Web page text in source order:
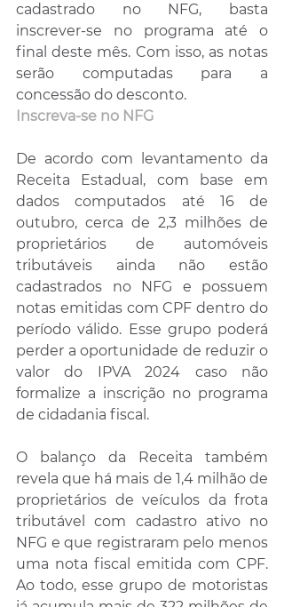
cadastrado no NFG, basta
inscrever-se no programa até o
final deste mês. Com isso, as notas
serão computadas para a
concessão do desconto.
Inscreva-se no NFG
De acordo com levantamento da
Receita Estadual, com base em
dados computados até 16 de
outubro, cerca de 2,3 milhões de
proprietários de automóveis
tributáveis ainda não estão
cadastrados no NFG e possuem
notas emitidas com CPF dentro do
período válido. Esse grupo poderá
perder a oportunidade de reduzir o
valor do IPVA 2024 caso não
formalize a inscrição no programa
de cidadania fiscal.
O balanço da Receita também
revela que há mais de 1,4 milhão de
proprietários de veículos da frota
tributável com cadastro ativo no
NFG e que registraram pelo menos
uma nota fiscal emitida com CPF.
Ao todo, esse grupo de motoristas